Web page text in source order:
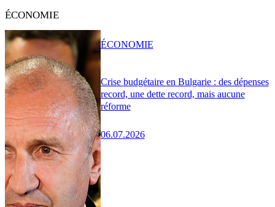
ÉCONOMIE
Crise budgétaire en Bulgarie : des dépenses
record, une dette record, mais aucune
réforme
06.07.2026
ÉCONOMIE